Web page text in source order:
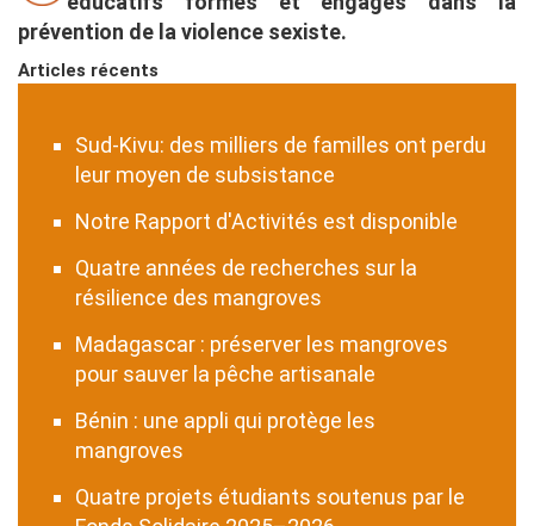
prévention de la violence sexiste.
Articles récents
Sud-Kivu: des milliers de familles ont perdu
leur moyen de subsistance
Notre Rapport d'Activités est disponible
Quatre années de recherches sur la
résilience des mangroves
Madagascar : préserver les mangroves
pour sauver la pêche artisanale
Bénin : une appli qui protège les
mangroves
Quatre projets étudiants soutenus par le